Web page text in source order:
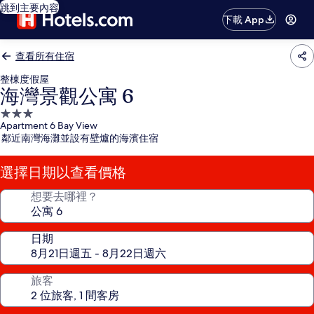
跳到主要內容
下載 App
查看所有住宿
整棟度假屋
海灣景觀公寓 6
3.0
星
級
住
宿
Apartment 6 Bay View
鄰近南灣海灘並設有壁爐的海濱住宿
選擇日期以查看價格
想要去哪裡？
日期
旅客